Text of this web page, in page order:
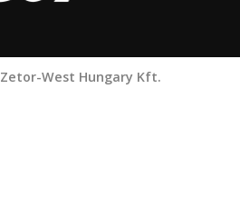
Zetor-West Hungary Kft.